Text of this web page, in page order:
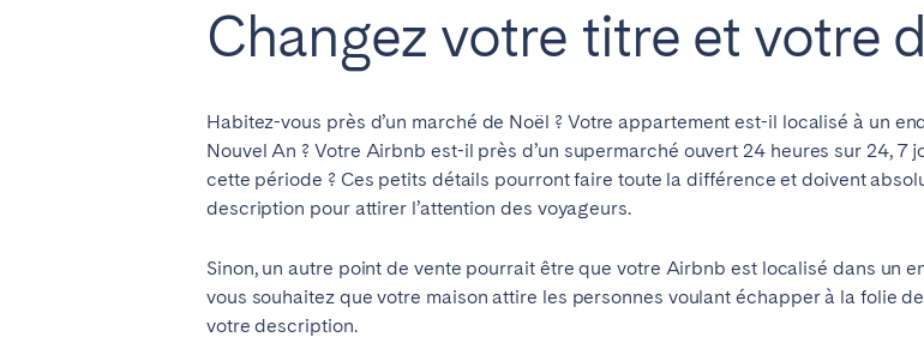
Changez votre titre et votre
Habitez-vous près d’un marché de Noël ? Votre appartement est-il localisé à un
Nouvel An ? Votre Airbnb est-il près d’un supermarché ouvert 24 heures sur 24,
cette période ? Ces petits détails pourront faire toute la différence et doivent
description pour attirer l’attention des voyageurs.
Sinon, un autre point de vente pourrait être que votre Airbnb est localisé dans un
vous souhaitez que votre maison attire les personnes voulant échapper à la folie
votre description.
ROYAUME-UNI
Birmingham
Manchester
Edinburgh
WALES